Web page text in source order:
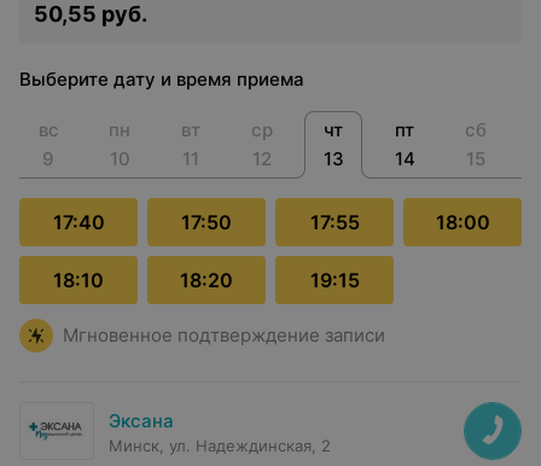
50,55 руб.
Выберите дату и время приема
вс
9
пн
10
вт
11
ср
12
чт
13
пт
14
сб
15
17:40 17:50 17:55 18:00
18:10 18:20 19:15
Мгновенное подтверждение записи
Эксана
Минск, ул. Надеждинская, 2